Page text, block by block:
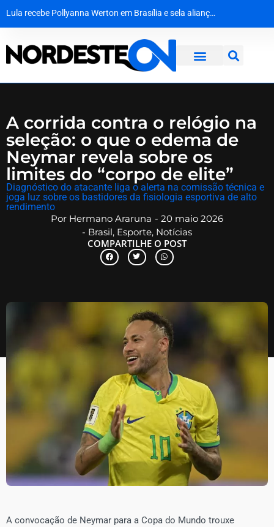
Lula recebe Pollyanna Werton em Brasília e sela aliança para a disputa da Câmara Federal
STJ faz história ao cassar cargo de ministro Marco Buzzi por assédio e importunação sexualQuando a escola se recusa a ver: a falha de acolhimento diante do abuso escolarJustiça da Paraíba decide que recoleta de sangue em bebê é medida de segurança e não gera dano moral
A corrida contra o relógio na
seleção: o que o edema de
Neymar revela sobre os
limites do “corpo de elite”
​Diagnóstico do atacante liga o alerta na comissão técnica e
joga luz sobre os bastidores da fisiologia esportiva de alto
rendimento
Por Hermano Araruna - 20 maio 2026
- Brasil, Esporte, Notícias
COMPARTILHE O POST
​A convocação de Neymar para a Copa do Mundo trouxe